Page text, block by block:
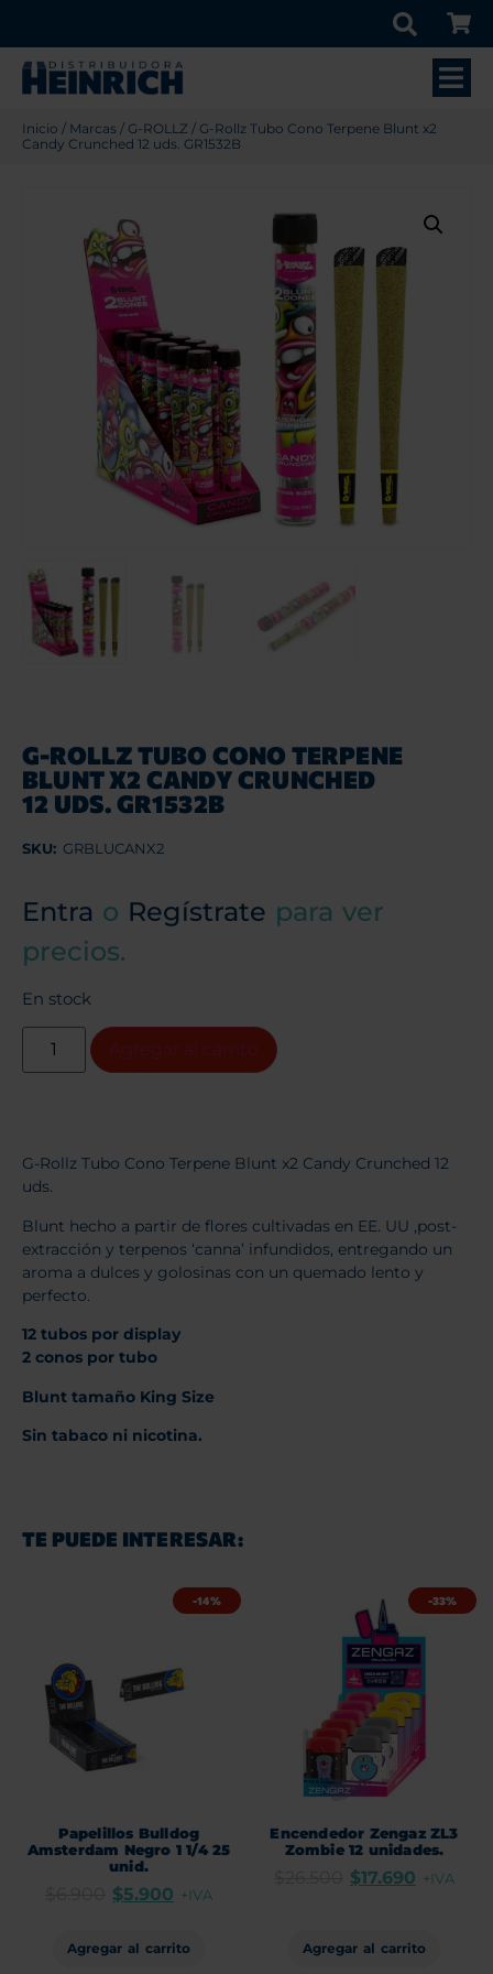
Inicio / Marcas / G-ROLLZ / G-Rollz Tubo Cono Terpene Blunt x2
Candy Crunched 12 uds. GR1532B
G-ROLLZ TUBO CONO TERPENE
BLUNT X2 CANDY CRUNCHED
12 UDS. GR1532B
SKU: GRBLUCANX2
Entra o Regístrate para ver
precios.
En stock
G-Rollz Tubo Cono Terpene Blunt x2 Candy Crunched 12
uds.
Blunt hecho a partir de flores cultivadas en EE. UU ,post-
extracción y terpenos ‘canna’ infundidos, entregando un
aroma a dulces y golosinas con un quemado lento y
perfecto.
12 tubos por display
2 conos por tubo
Blunt tamaño King Size
Sin tabaco ni nicotina.
TE PUEDE INTERESAR:
-14%
Papelillos Bulldog
Amsterdam Negro 1 1/4 25
unid.
$5.900 +IVA
Agregar al carrito
-33%
Encendedor Zengaz ZL3
Zombie 12 unidades.
$17.690 +IVA
Agregar al carrito